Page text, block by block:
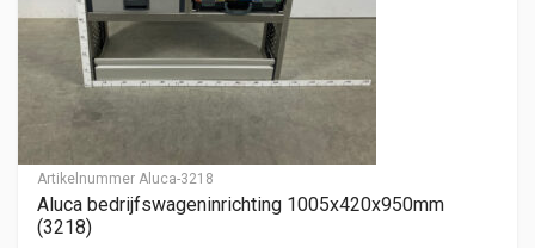
Artikelnummer Aluca-3218
Aluca bedrijfswageninrichting 1005x420x950mm
(3218)